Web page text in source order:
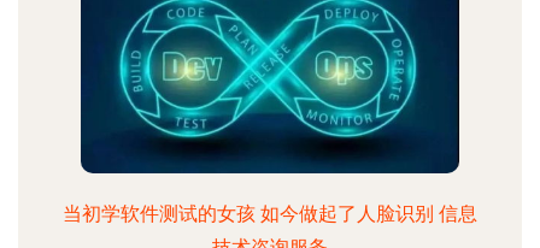
当初学软件测试的女孩 如今做起了人脸识别 信息